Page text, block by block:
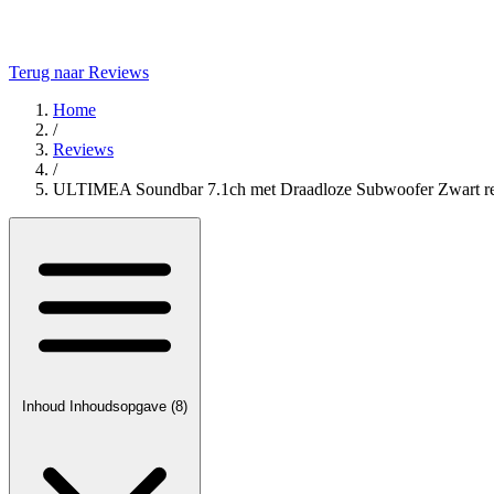
Terug naar Reviews
Home
/
Reviews
/
ULTIMEA Soundbar 7.1ch met Draadloze Subwoofer Zwart
Inhoud Inhoudsopgave (8)